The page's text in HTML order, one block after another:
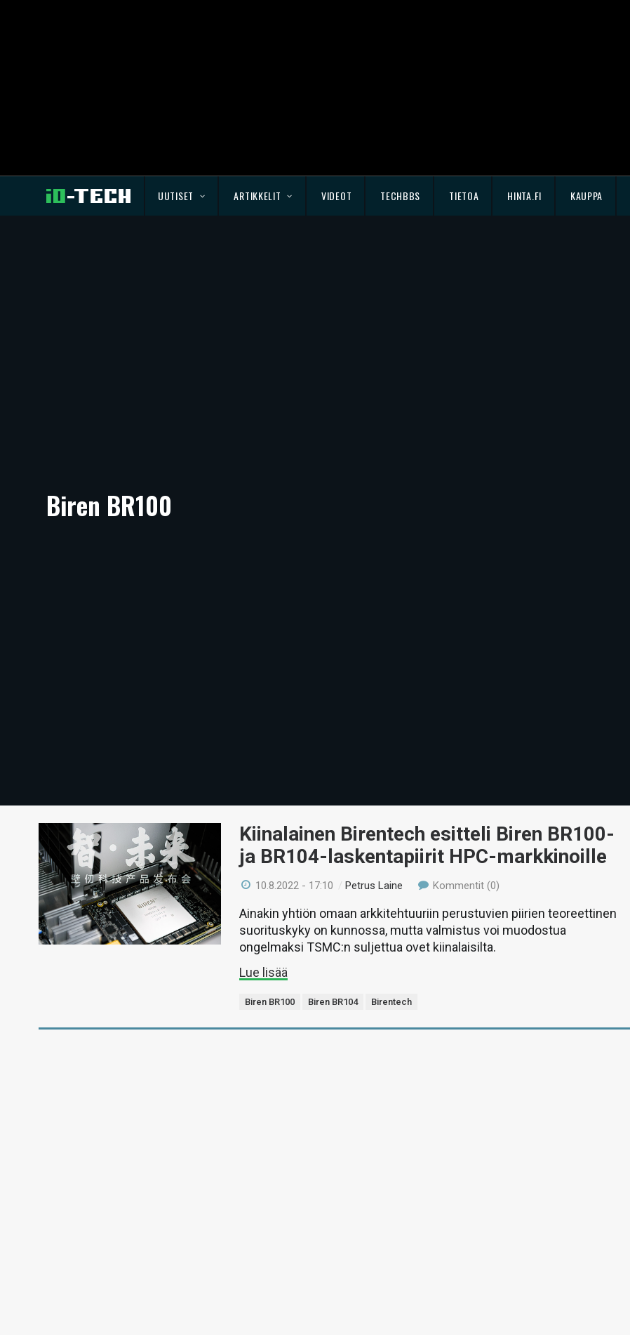
UUTISET ARTIKKELIT VIDEOT TECHBBS TIETOA HINTA.FI KAUPPA
Biren BR100
Kiinalainen Birentech esitteli Biren BR100-
ja BR104-laskentapiirit HPC-markkinoille
10.8.2022 - 17:10 /Petrus Laine Kommentit (0)
Ainakin yhtiön omaan arkkitehtuuriin perustuvien piirien teoreettinen
suorituskyky on kunnossa, mutta valmistus voi muodostua
ongelmaksi TSMC:n suljettua ovet kiinalaisilta.
Lue lisää
Biren BR100 Biren BR104 Birentech